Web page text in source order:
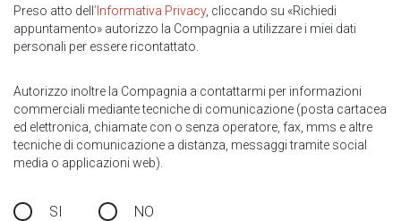
Preso atto dell ’Informativa Privacy, cliccando su «Richiedi
appuntamento» autorizzo la Compagnia a utilizzare i miei dati
personali per essere ricontattato.
Autorizzo inoltre la Compagnia a contattarmi per informazioni
commerciali mediante tecniche di comunicazione (posta cartacea
ed elettronica, chiamate con o senza operatore, fax, mms e altre
tecniche di comunicazione a distanza, messaggi tramite social
media o applicazioni web).
SI NO